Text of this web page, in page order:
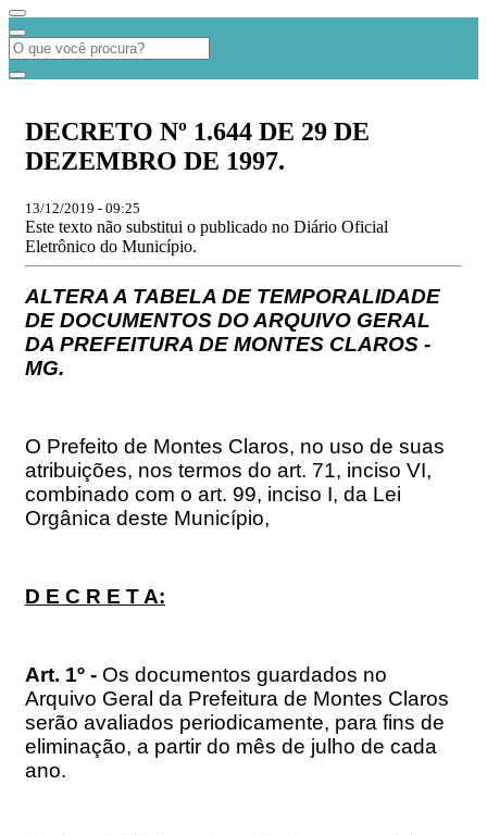
DECRETO Nº 1.644 DE 29 DE
DEZEMBRO DE 1997.
13/12/2019 - 09:25
Este texto não substitui o publicado no Diário Oficial
Eletrônico do Município.
ALTERA A TABELA DE TEMPORALIDADE
DE DOCUMENTOS DO ARQUIVO GERAL
DA PREFEITURA DE MONTES CLAROS -
MG.
O Prefeito de Montes Claros, no uso de suas
atribuições, nos termos do art. 71, inciso VI,
combinado com o art. 99, inciso I, da Lei
Orgânica deste Município,
D E C R E T A:
Art. 1º - Os documentos guardados no
Arquivo Geral da Prefeitura de Montes Claros
serão avaliados periodicamente, para fins de
eliminação, a partir do mês de julho de cada
ano.